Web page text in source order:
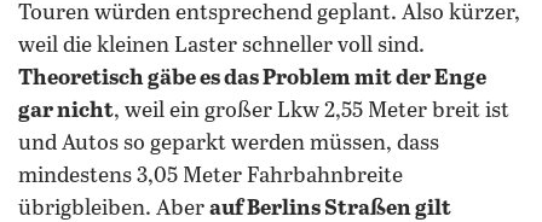
Touren würden entsprechend geplant. Also kürzer,
weil die kleinen Laster schneller voll sind.
Theoretisch gäbe es das Problem mit der Enge
gar nicht, weil ein großer Lkw 2,55 Meter breit ist
und Autos so geparkt werden müssen, dass
mindestens 3,05 Meter Fahrbahnbreite
übrigbleiben. Aber auf Berlins Straßen gilt